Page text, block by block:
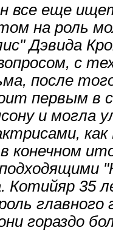
еще
на роль
Дэвида
с
после
первым в
и могла
Котийяр 35
гораздо